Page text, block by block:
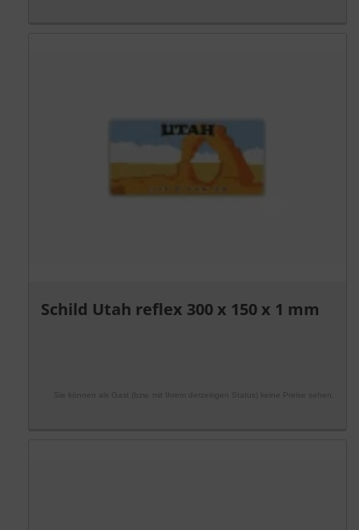
Schild Utah reflex 300 x 150 x 1 mm
Sie können als Gast (bzw. mit Ihrem derzeitigen Status) keine Preise sehen.